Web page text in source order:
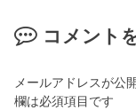
コメント
メールアドレスが公
欄は必須項目です